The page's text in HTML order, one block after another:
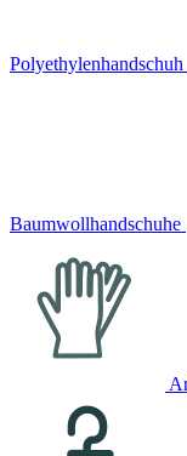
Polyethylenhandschuh
Baumwollhandschuhe